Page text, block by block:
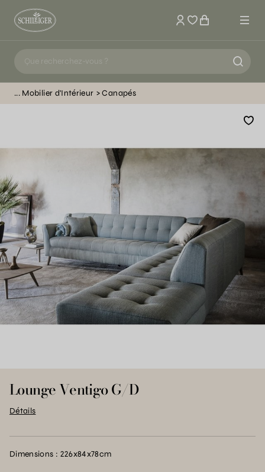
Mon compte
Mobilier d'Intérieur Canapés
Lounge Ventigo G/D
Détails
Dimensions : 226x84x78cm